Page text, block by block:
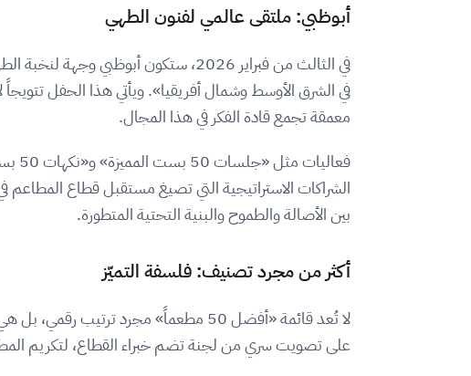
أبوظبي: ملتقى عالمي لفنون الطهي
معمقة تجمع قادة الفكر في هذا المجال.
الشراكات الاستراتيجية التي تصيغ مستقبل قطاع
بين الأصالة والطموح والبنية التحتية المتطورة.
أكثر من مجرد تصنيف: فلسفة التميّز
لا تُعد قائمة «أفضل 50 مطعماً» مجرد
على تصويت سري من لجنة تضم خبراء القطاع، لتكريم